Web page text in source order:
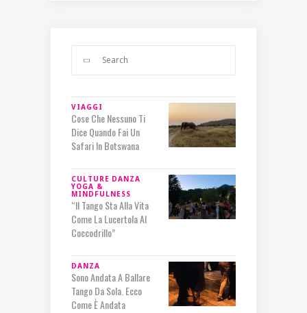
VIAGGI
Cose Che Nessuno Ti
Dice Quando Fai Un
Safari In Botswana
CULTURE DANZA
YOGA &
MINDFULNESS
“Il Tango Sta Alla Vita
Come La Lucertola Al
Coccodrillo”
DANZA
Sono Andata A Ballare
Tango Da Sola. Ecco
Come È Andata